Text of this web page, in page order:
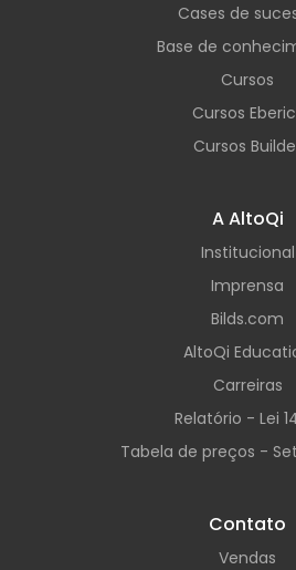
Cases de
Base de
Cursos
Cursos
Cursos
A AltoQi
Institucional
Imprensa
Bilds.com
AltoQi
Carreiras
Relatório - Lei
Tabela de preços -
Contato
Vendas